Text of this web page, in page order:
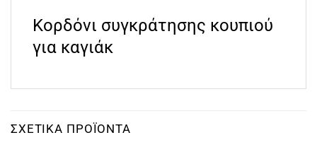
Κορδόνι συγκράτησης κουπιού
για καγιάκ
ΣΧΕΤΙΚΆ ΠΡΟΪΌΝΤΑ